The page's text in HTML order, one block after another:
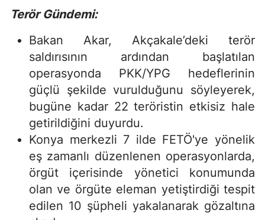
Terör Gündemi:
Bakan Akar, Akçakale’deki terör
saldırısının ardından başlatılan
operasyonda PKK/YPG hedeflerinin
güçlü şekilde vurulduğunu söyleyerek,
bugüne kadar 22 teröristin etkisiz hale
getirildiğini duyurdu.
Konya merkezli 7 ilde FETÖ'ye yönelik
eş zamanlı düzenlenen operasyonlarda,
örgüt içerisinde yönetici konumunda
olan ve örgüte eleman yetiştirdiği tespit
edilen 10 şüpheli yakalanarak gözaltına